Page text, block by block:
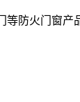
防火门窗